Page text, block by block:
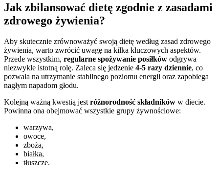
Jak zbilansować dietę zgodnie z zasadami
zdrowego żywienia?
Aby skutecznie zrównoważyć swoją dietę według zasad zdrowego
żywienia, warto zwrócić uwagę na kilka kluczowych aspektów.
Przede wszystkim, regularne spożywanie posiłków odgrywa
niezwykle istotną rolę. Zaleca się jedzenie 4-5 razy dziennie, co
pozwala na utrzymanie stabilnego poziomu energii oraz zapobiega
nagłym napadom głodu.
Kolejną ważną kwestią jest różnorodność składników w diecie.
Powinna ona obejmować wszystkie grupy żywnościowe:
warzywa,
owoce,
zboża,
białka,
tłuszcze.